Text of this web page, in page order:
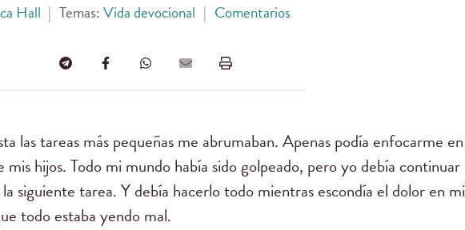
Hall | Temas:Vida devocional | Comentarios
las tareas más pequeñas me abrumaban. Apenas podía enfocarme en
hijos. Todo mi mundo había sido golpeado, pero yo debía continuar
siguiente tarea. Y debía hacerlo todo mientras escondía el dolor en mi
todo estaba yendo mal.